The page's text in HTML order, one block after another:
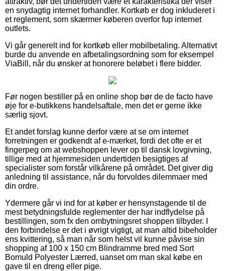
en snydagtig internet forhandler. Kortkøb er dog inkluderet i
et reglement, som skærmer køberen overfor fup internet
outlets.
Vi går generelt ind for kortkøb eller mobilbetaling. Alternativt
burde du anvende en afbetalingsordning som for eksempel
ViaBill, når du ønsker at honorere beløbet i flere bidder.
Før nogen bestiller på en online shop bør de de facto have
øje for e-butikkens handelsaftale, men det er gerne ikke
særlig sjovt.
Et andet forslag kunne derfor være at se om internet
forretningen er godkendt af e-mærket, fordi det ofte er et
fingerpeg om at webshoppen lever op til dansk lovgivning,
tillige med at hjemmesiden undertiden besigtiges af
specialister som forstår vilkårene på området. Det giver dig
anledning til assistance, når du forvoldes dilemmaer med
din ordre.
Ydermere går vi ind for at køber er hensynstagende til de
mest betydningsfulde reglementer der har indflydelse på
bestillingen, som fx den ombytningsret shoppen tilbyder. I
den forbindelse er det i øvrigt vigtigt, at man altid bibeholder
ens kvittering, så man når som helst vil kunne påvise sin
shopping af 100 x 150 cm Blindramme bred med Sort
Bomuld Polyester Lærred, uanset om man skal købe en
gave til en dreng eller pige.